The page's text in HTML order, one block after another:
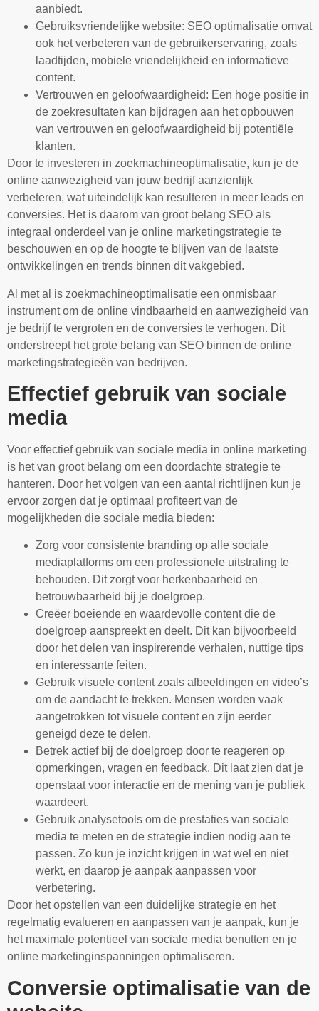
aanbiedt.
Gebruiksvriendelijke website: SEO optimalisatie omvat
ook het verbeteren van de gebruikerservaring, zoals
laadtijden, mobiele vriendelijkheid en informatieve
content.
Vertrouwen en geloofwaardigheid: Een hoge positie in
de zoekresultaten kan bijdragen aan het opbouwen
van vertrouwen en geloofwaardigheid bij potentiële
klanten.
Door te investeren in zoekmachineoptimalisatie, kun je de
online aanwezigheid van jouw bedrijf aanzienlijk
verbeteren, wat uiteindelijk kan resulteren in meer leads en
conversies. Het is daarom van groot belang SEO als
integraal onderdeel van je online marketingstrategie te
beschouwen en op de hoogte te blijven van de laatste
ontwikkelingen en trends binnen dit vakgebied.
Al met al is zoekmachineoptimalisatie een onmisbaar
instrument om de online vindbaarheid en aanwezigheid van
je bedrijf te vergroten en de conversies te verhogen. Dit
onderstreept het grote belang van SEO binnen de online
marketingstrategieën van bedrijven.
Effectief gebruik van sociale
media
Voor effectief gebruik van sociale media in online marketing
is het van groot belang om een doordachte strategie te
hanteren. Door het volgen van een aantal richtlijnen kun je
ervoor zorgen dat je optimaal profiteert van de
mogelijkheden die sociale media bieden:
Zorg voor consistente branding op alle sociale
mediaplatforms om een professionele uitstraling te
behouden. Dit zorgt voor herkenbaarheid en
betrouwbaarheid bij je doelgroep.
Creëer boeiende en waardevolle content die de
doelgroep aanspreekt en deelt. Dit kan bijvoorbeeld
door het delen van inspirerende verhalen, nuttige tips
en interessante feiten.
Gebruik visuele content zoals afbeeldingen en video’s
om de aandacht te trekken. Mensen worden vaak
aangetrokken tot visuele content en zijn eerder
geneigd deze te delen.
Betrek actief bij de doelgroep door te reageren op
opmerkingen, vragen en feedback. Dit laat zien dat je
openstaat voor interactie en de mening van je publiek
waardeert.
Gebruik analysetools om de prestaties van sociale
media te meten en de strategie indien nodig aan te
passen. Zo kun je inzicht krijgen in wat wel en niet
werkt, en daarop je aanpak aanpassen voor
verbetering.
Door het opstellen van een duidelijke strategie en het
regelmatig evalueren en aanpassen van je aanpak, kun je
het maximale potentieel van sociale media benutten en je
online marketinginspanningen optimaliseren.
Conversie optimalisatie van de